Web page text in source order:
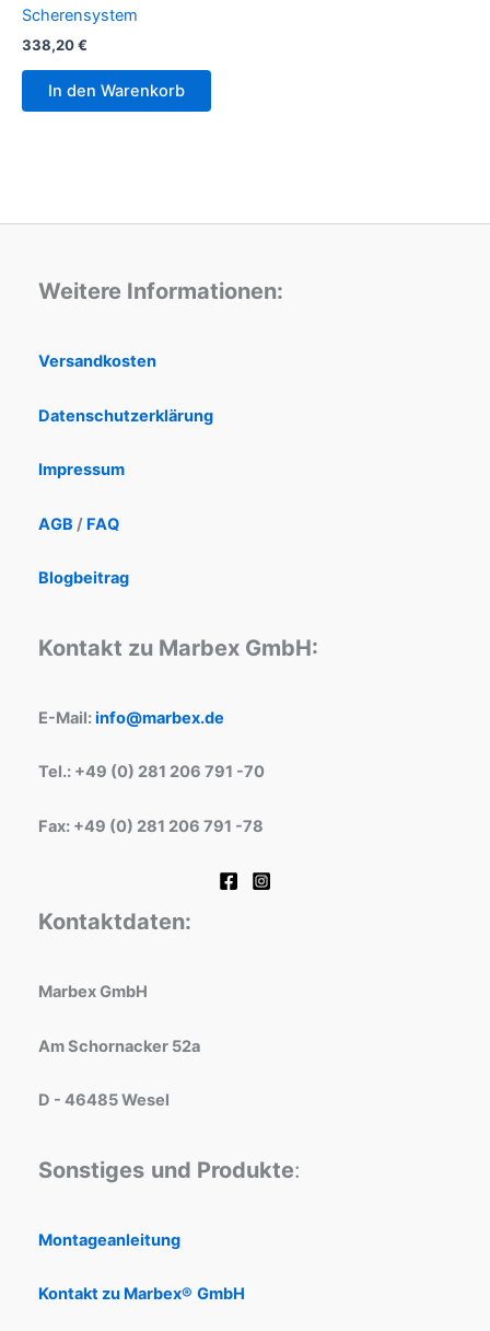
Scherensystem
338,20€
In den Warenkorb
Weitere Informationen:
Versandkosten
Datenschutzerklärung
Impressum
AGB / FAQ
Blogbeitrag
Kontakt zu Marbex GmbH:
E-Mail:info@marbex.de
Tel.: +49 (0) 281 206 791 -70
Fax: +49 (0) 281 206 791 -78
Kontaktdaten:
Marbex GmbH
Am Schornacker 52a
D - 46485 Wesel
Sonstiges und Produkte:
Montageanleitung
Kontakt zu Marbex® GmbH